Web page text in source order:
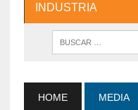
INDUSTRIA
HOME MEDIA